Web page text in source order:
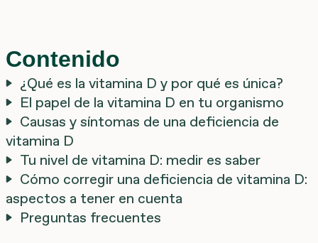
Contenido
¿Qué es la vitamina D y por qué es única?
El papel de la vitamina D en tu organismo
Causas y síntomas de una deficiencia de
vitamina D
Tu nivel de vitamina D: medir es saber
Cómo corregir una deficiencia de vitamina D:
aspectos a tener en cuenta
Preguntas frecuentes